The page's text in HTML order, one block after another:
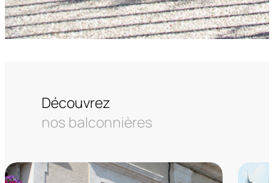
Découvrez
nos balconnières